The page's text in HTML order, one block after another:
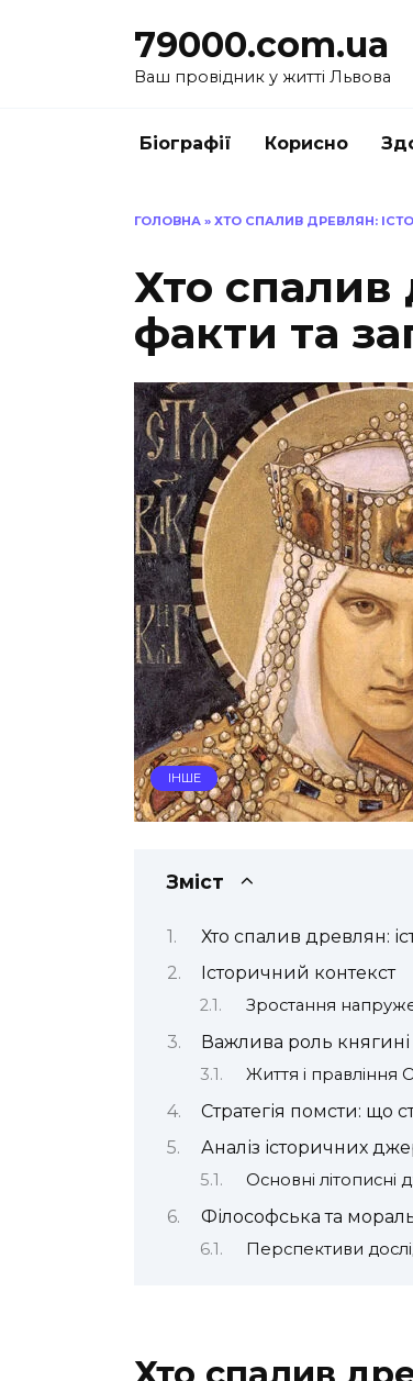
79000.com.ua
Ваш провідник у житті Львова
Біографії Корисно
ГОЛОВНА » ХТО СПАЛИВ ДРЕВЛЯН:
Хто спалив
факти та
ІНШЕ
Зміст
Хто спалив древлян:
Історичний контекст
Зростання
Важлива роль
Життя і правління
Стратегія помсти: що
Аналіз історичних
Основні літописні
Філософська та
Перспективи